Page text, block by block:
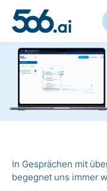
Zum Inhalt springen
In Gesprächen mit
begegnet uns immer